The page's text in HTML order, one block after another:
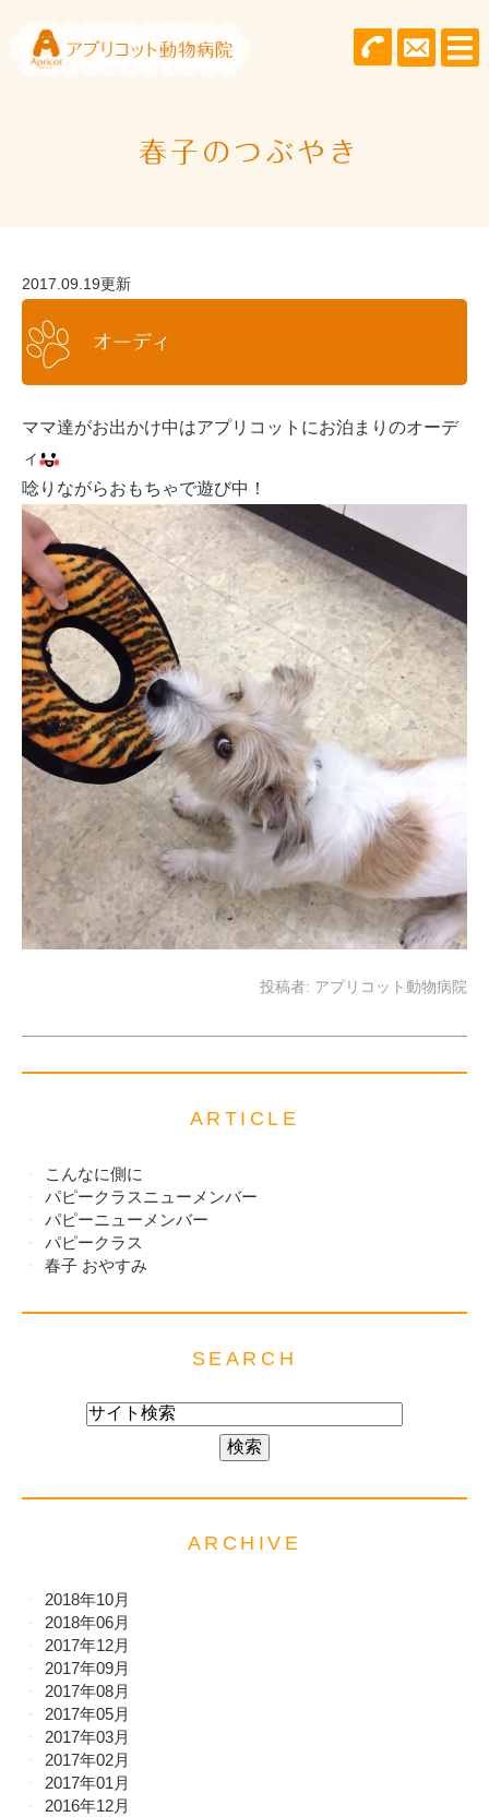
春子のつぶやき
2017.09.19更新
オーディ
ママ達がお出かけ中はアプリコットにお泊まりのオーデ
ィ
唸りながらおもちゃで遊び中！
投稿者: アプリコット動物病院
ARTICLE
こんなに側に
パピークラスニューメンバー
パピーニューメンバー
パピークラス
春子 おやすみ
SEARCH
ARCHIVE
2018年10月
2018年06月
2017年12月
2017年09月
2017年08月
2017年05月
2017年03月
2017年02月
2017年01月
2016年12月